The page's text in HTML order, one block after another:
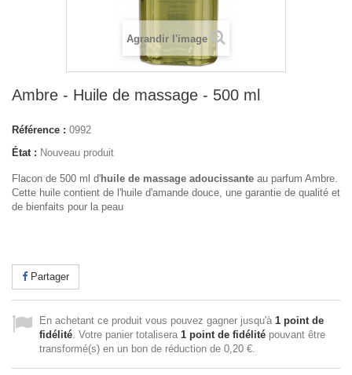
Agrandir l'image
Ambre - Huile de massage - 500 ml
Référence : 0992
État : Nouveau produit
Flacon de 500 ml d'huile de massage adoucissante au parfum Ambre.
Cette huile contient de l'huile d'amande douce, une garantie de qualité et
de bienfaits pour la peau
Partager
En achetant ce produit vous pouvez gagner jusqu'à 1 point de
fidélité. Votre panier totalisera 1 point de fidélité pouvant être
transformé(s) en un bon de réduction de 0,20 €.